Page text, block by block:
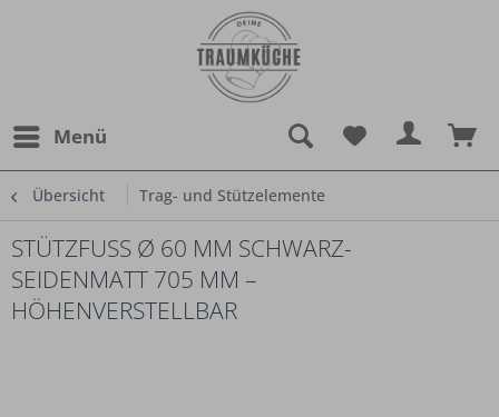
Menü
Übersicht Trag- und Stützelemente
STÜTZFUSS Ø 60 MM SCHWARZ-S
EIDENMATT 705 MM – H
ÖHENVERSTELLBAR